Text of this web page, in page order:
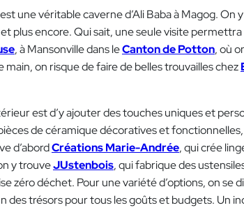
est une véritable caverne d’Ali Baba à Magog.
plus encore. Qui sait, une seule visite
, à Mansonville dans leCanton de Potton, où
on risque de faire de belles trouvailles chez
est d’y ajouter des touches uniques et
de céramique décoratives et
d’abordCréations Marie-Andrée, qui crée
y trouveJUstenbois, qui fabrique des
zéro déchet. Pour une variété d’options, on se
des trésors pour tous les goûts et budgets. Un